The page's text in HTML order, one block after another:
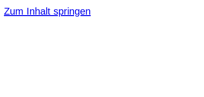
Zum Inhalt springen